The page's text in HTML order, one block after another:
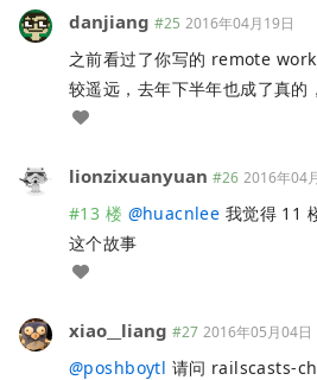
danjiang #25 2016年04月19日
之前看过了你写的 remote
较遥远，去年下半年也成了真的
lionzixuanyuan #26 2016年04
#13 楼 @huacnlee 我觉得 11
这个故事
xiao__liang #27 2016年05月04日
@poshboytl 请问 railscasts-